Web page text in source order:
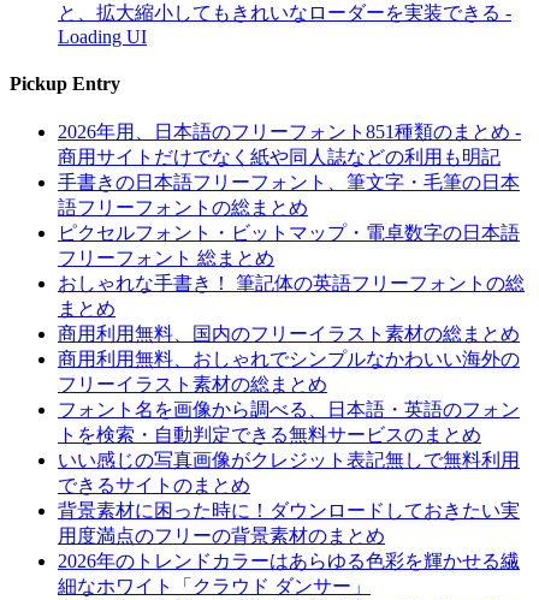
と、拡大縮小してもきれいなローダーを実装できる -
Loading UI
Pickup Entry
2026年用、日本語のフリーフォント851種類のまとめ -
商用サイトだけでなく紙や同人誌などの利用も明記
手書きの日本語フリーフォント、筆文字・毛筆の日本
語フリーフォントの総まとめ
ピクセルフォント・ビットマップ・電卓数字の日本語
フリーフォント 総まとめ
おしゃれな手書き！ 筆記体の英語フリーフォントの総
まとめ
商用利用無料、国内のフリーイラスト素材の総まとめ
商用利用無料、おしゃれでシンプルなかわいい海外の
フリーイラスト素材の総まとめ
フォント名を画像から調べる、日本語・英語のフォン
トを検索・自動判定できる無料サービスのまとめ
いい感じの写真画像がクレジット表記無しで無料利用
できるサイトのまとめ
背景素材に困った時に！ダウンロードしておきたい実
用度満点のフリーの背景素材のまとめ
2026年のトレンドカラーはあらゆる色彩を輝かせる繊
細なホワイト「クラウド ダンサー」